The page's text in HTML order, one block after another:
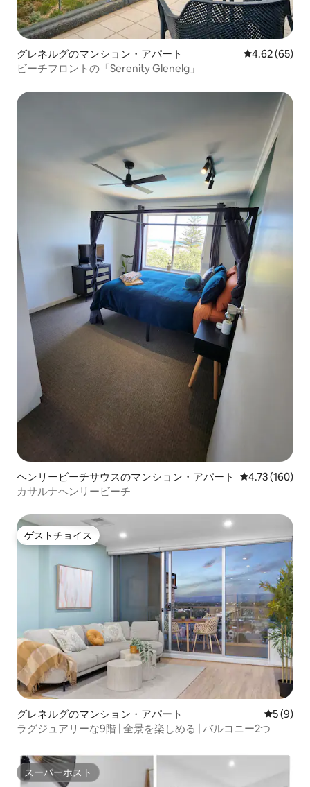
グレネルグのマンション・アパート レビュー65
4.62 (65)
ビーチフロントの「Serenity Glenelg」
ヘンリービーチサウスのマンション・アパート レビュー160
4.73 (160)
カサルナヘンリービーチ
ゲストチョイス
ゲストチョイス
グレネルグのマンション・アパート レビュー
5 (9)
ラグジュアリーな9階 | 全景を楽しめる | バルコニー2つ
スーパーホスト
スーパーホスト